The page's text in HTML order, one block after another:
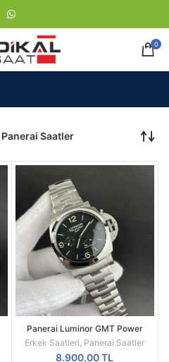
0
Panerai Saatler
Panerai Luminor GMT Power
Reserve Siyah Kadran Otomatik
Erkek Saat
Erkek Saatleri, Panerai Saatler
8.900,00TL